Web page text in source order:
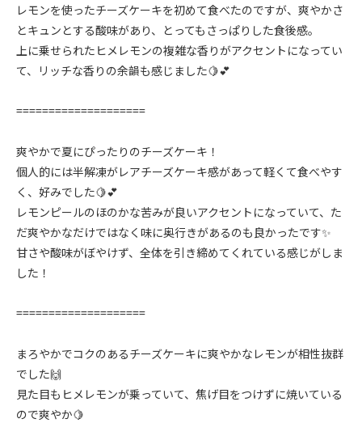
レモンを使ったチーズケーキを初めて食べたのですが、爽やかさ
とキュンとする酸味があり、とってもさっぱりした食後感。
上に乗せられたヒメレモンの複雑な香りがアクセントになってい
て、リッチな香りの余韻も感じました🍋💕
====================
爽やかで夏にぴったりのチーズケーキ！
個人的には半解凍がレアチーズケーキ感があって軽くて食べやす
く、好みでした🍋💕
レモンピールのほのかな苦みが良いアクセントになっていて、た
だ爽やかなだけではなく味に奥行きがあるのも良かったです✨
甘さや酸味がぼやけず、全体を引き締めてくれている感じがしま
した！
====================
まろやかでコクのあるチーズケーキに爽やかなレモンが相性抜群
でした🙌
見た目もヒメレモンが乗っていて、焦げ目をつけずに焼いている
ので爽やか🍋